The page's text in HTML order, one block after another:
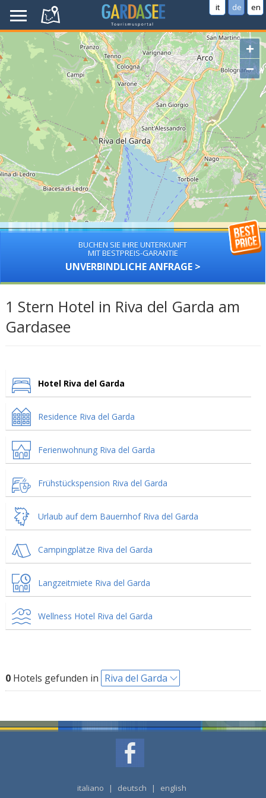
it de en
+
−
BUCHEN SIE IHRE UNTERKUNFT
MIT BESTPREIS-GARANTIE
UNVERBINDLICHE ANFRAGE >
1 Stern Hotel in Riva del Garda am
Gardasee
Hotel Riva del Garda
Residence Riva del Garda
Ferienwohnung Riva del Garda
Frühstückspension Riva del Garda
Urlaub auf dem Bauernhof Riva del Garda
Campingplätze Riva del Garda
Langzeitmiete Riva del Garda
Wellness Hotel Riva del Garda
0Hotels gefunden in Riva del Garda
italiano | deutsch | english